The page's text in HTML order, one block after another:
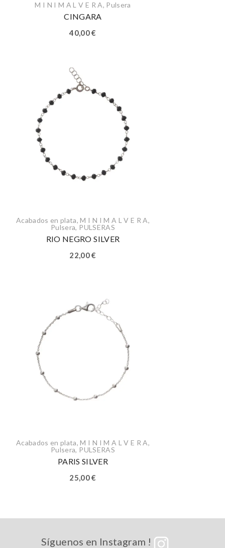
M I N I M A L V E R A, Pulsera
CINGARA
40,00€
Acabados en plata,M I N I M A L V E R A,
Pulsera, PULSERAS
RIO NEGRO SILVER
22,00€
Acabados en plata,M I N I M A L V E R A,
Pulsera, PULSERAS
PARIS SILVER
25,00€
Síguenos en Instagram !